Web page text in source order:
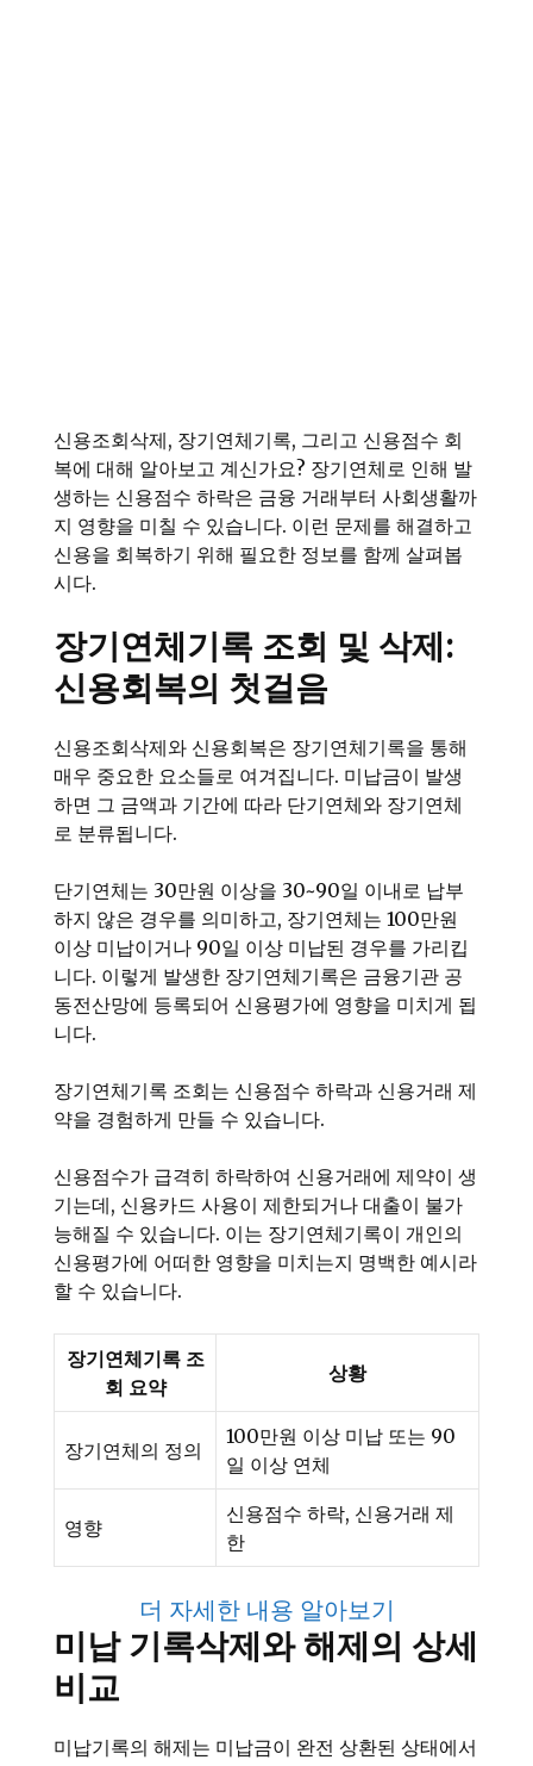
신용조회삭제, 장기연체기록, 그리고 신용점수 회
복에 대해 알아보고 계신가요? 장기연체로 인해 발
생하는 신용점수 하락은 금융 거래부터 사회생활까
지 영향을 미칠 수 있습니다. 이런 문제를 해결하고
신용을 회복하기 위해 필요한 정보를 함께 살펴봅
시다.
장기연체기록 조회 및 삭제:
신용회복의 첫걸음
신용조회삭제와 신용회복은 장기연체기록을 통해
매우 중요한 요소들로 여겨집니다. 미납금이 발생
하면 그 금액과 기간에 따라 단기연체와 장기연체
로 분류됩니다.
단기연체는 30만원 이상을 30~90일 이내로 납부
하지 않은 경우를 의미하고, 장기연체는 100만원
이상 미납이거나 90일 이상 미납된 경우를 가리킵
니다. 이렇게 발생한 장기연체기록은 금융기관 공
동전산망에 등록되어 신용평가에 영향을 미치게 됩
니다.
장기연체기록 조회는 신용점수 하락과 신용거래 제
약을 경험하게 만들 수 있습니다.
신용점수가 급격히 하락하여 신용거래에 제약이 생
기는데, 신용카드 사용이 제한되거나 대출이 불가
능해질 수 있습니다. 이는 장기연체기록이 개인의
신용평가에 어떠한 영향을 미치는지 명백한 예시라
할 수 있습니다.
장기연체기록 조
회 요약
상황
장기연체의 정의
100만원 이상 미납 또는 90
일 이상 연체
영향
신용점수 하락, 신용거래 제
한
더 자세한 내용 알아보기
미납 기록삭제와 해제의 상세
비교
미납기록의 해제는 미납금이 완전 상환된 상태에서